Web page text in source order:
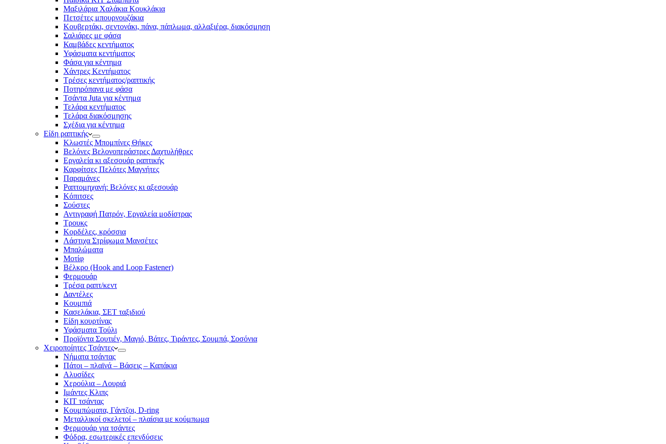
Μαξιλάρια Χαλάκια Κουκλάκια
Πετσέτες μπουρνουζάκια
Κουβερτάκι, σεντονάκι, πάνα, πάπλωμα, αλλαξιέρα, διακόσμηση
Σαλιάρες με φάσα
Καμβάδες κεντήματος
Υφάσματα κεντήματος
Φάσα για κέντημα
Χάντρες Κεντήματος
Τρέσες κεντήματος/ραπτικής
Ποτηρόπανα με φάσα
Τσάντα Juta για κέντημα
Τελάρα κεντήματος
Τελάρα διακόσμησης
Σχέδια για κέντημα
Είδη ραπτικής
Κλωστές Μπομπίνες Θήκες
Βελόνες Βελονοπεράστρες Δαχτυλήθρες
Εργαλεία κι αξεσουάρ ραπτικής
Καρφίτσες Πελότες Μαγνήτες
Παραμάνες
Ραπτομηχανή: Βελόνες κι αξεσουάρ
Κόπιτσες
Σούστες
Αντιγραφή Πατρόν, Εργαλεία μοδίστρας
Τρουκς
Κορδέλες, κρόσσια
Λάστιχα Στρίφωμα Μανσέτες
Μπαλώματα
Mοτίφ
Βέλκρο (Hook and Loop Fastener)
Φερμουάρ
Τρέσα ραπτ/κεντ
Δαντέλες
Κουμπιά
Κασελάκια, ΣΕΤ ταξιδιού
Είδη κουρτίνας
Υφάσματα Τούλι
Προϊόντα Σουτιέν, Μαγιό, Βάτες, Τιράντες, Σουμπά, Σοσόνια
Χειροποίητες Τσάντες
Νήματα τσάντας
Πάτοι – πλαϊνά – Βάσεις – Καπάκια
Αλυσίδες
Χερούλια – Λουριά
Ιμάντες Κλιπς
ΚΙΤ τσάντας
Κουμπώματα, Γάντζοι, D-ring
Μεταλλικοί σκελετοί – πλαίσια με κούμπωμα
Φερμουάρ για τσάντες
Φόδρα, εσωτερικές επενδύσεις